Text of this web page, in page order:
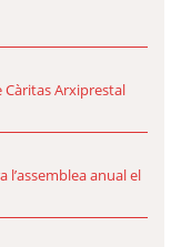
Càritas Arxiprestal
anual el